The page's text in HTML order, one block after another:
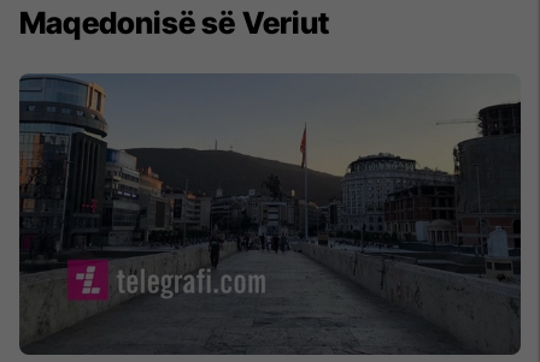
Maqedonisë së Veriut